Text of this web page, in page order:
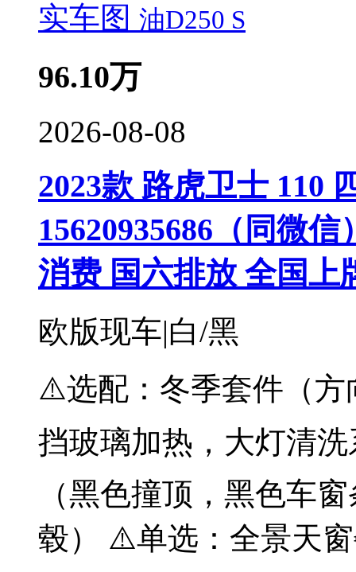
实车图
96.10万
2026-08-08
2023款 路虎卫士 110
15620935686（同微
消费 国六排放 全国上
欧版现车|白/黑
⚠️选配：冬季套件（方
挡玻璃加热，大灯清
（黑色撞顶，黑色车
毂） ⚠️单选：全景天